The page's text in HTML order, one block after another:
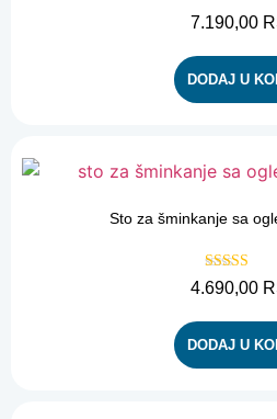
Ocenjeno
5.00
7.190,00
DODAJ U
Sto za šminkanje sa
Ocenjeno
5.00
4.690,00
DODAJ U